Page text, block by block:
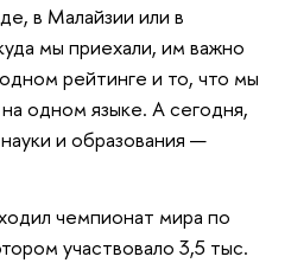
в Малайзии или в
мы приехали, им важно
рейтинге и то, что мы
одном языке. А сегодня,
и образования —
чемпионат мира по
участвовало 3,5 тыс.